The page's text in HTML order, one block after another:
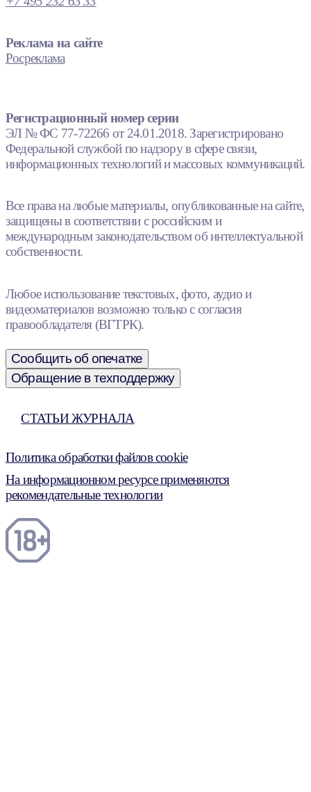
Реклама на сайте
Росреклама
Регистрационный номер серии
ЭЛ № ФС 77-72266 от 24.01.2018. Зарегистрировано
Федеральной службой по надзору в сфере связи,
информационных технологий и массовых коммуникаций.
Все права на любые материалы, опубликованные на сайте,
защищены в соответствии с российским и
международным законодательством об интеллектуальной
собственности.
Любое использование текстовых, фото, аудио и
видеоматериалов возможно только с согласия
правообладателя (ВГТРК).
Сообщить об опечатке
Обращение в техподдержку
СТАТЬИ ЖУРНАЛА
Политика обработки файлов cookie
На информационном ресурсе применяются
рекомендательные технологии